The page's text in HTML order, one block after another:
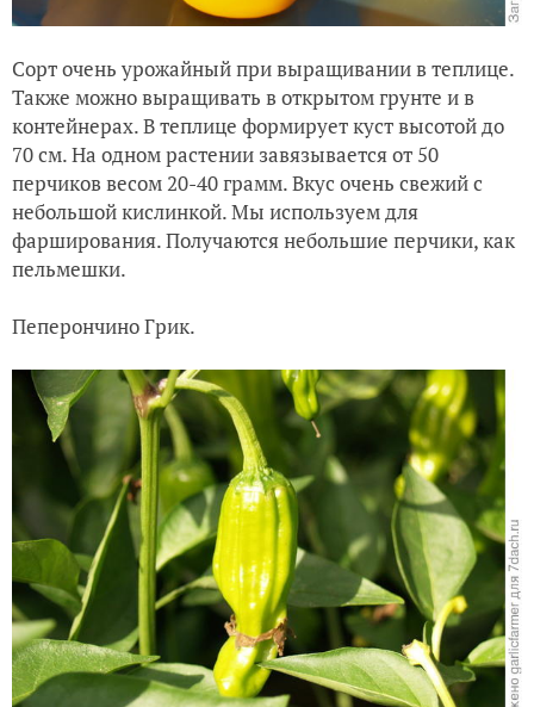
Сорт очень урожайный при выращивании в теплице.
Также можно выращивать в открытом грунте и в
контейнерах. В теплице формирует куст высотой до
70 см. На одном растении завязывается от 50
перчиков весом 20-40 грамм. Вкус очень свежий с
небольшой кислинкой. Мы используем для
фарширования. Получаются небольшие перчики, как
пельмешки.
Пеперончино Грик.